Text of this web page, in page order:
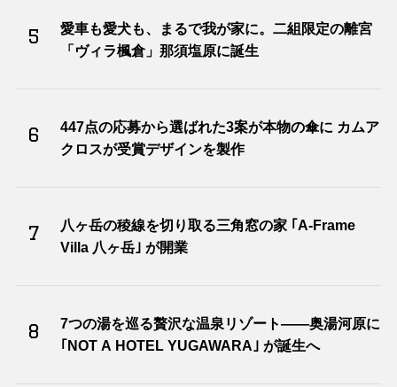
5
愛車も愛犬も、まるで我が家に。二組限定の離宮
「ヴィラ楓倉」那須塩原に誕生
6
447点の応募から選ばれた3案が本物の傘に カムア
クロスが受賞デザインを製作
7
八ヶ岳の稜線を切り取る三角窓の家 ｢A-Frame
Villa 八ヶ岳｣ が開業
8
7つの湯を巡る贅沢な温泉リゾート――奥湯河原に
｢NOT A HOTEL YUGAWARA｣ が誕生へ